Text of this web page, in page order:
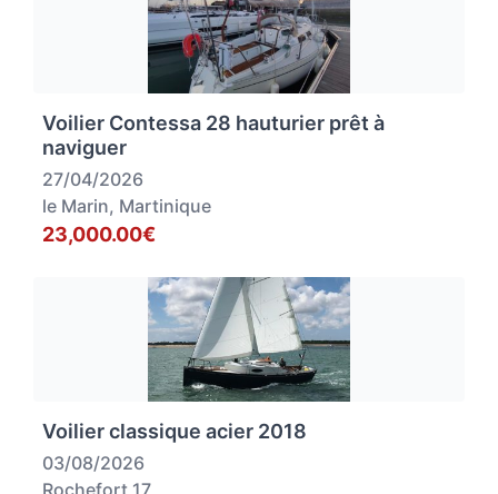
Voilier Contessa 28 hauturier prêt à
naviguer
27/04/2026
le Marin, Martinique
23,000.00€
Voilier classique acier 2018
03/08/2026